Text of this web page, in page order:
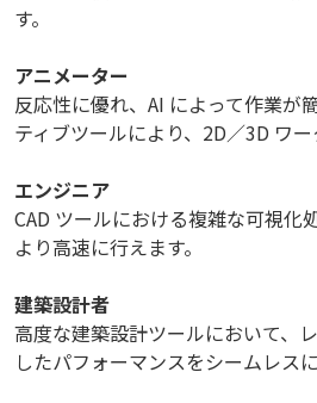
す。
アニメーター
反応性に優れ、AI によって作業が
ティブツールにより、2D／3D ワー
エンジニア
CAD ツールにおける複雑な可視化
より高速に行えます。
建築設計者
高度な建築設計ツールにおいて、
したパフォーマンスをシームレス